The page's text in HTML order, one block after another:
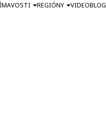
REGIÓNY VIDEOBLOG